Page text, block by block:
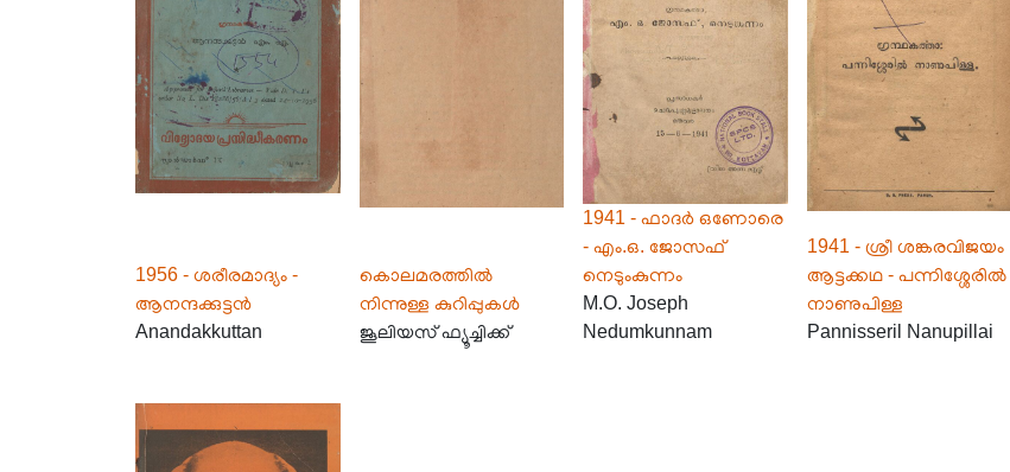
1956 - ശരീരമാദ്യം -
ആനന്ദക്കുട്ടൻ
Anandakkuttan
കൊലമരത്തിൽ
നിന്നുള്ള കുറിപ്പുകൾ
ജൂലിയസ് ഫ്യൂച്ചിക്ക്
1941 - ഫാദർ ഒണോരെ
- എം.ഒ. ജോസഫ്
നെടുംകുന്നം
M.O. Joseph
Nedumkunnam
1941 - ശ്രീ ശങ്കരവിജയം
ആട്ടക്കഥ - പന്നിശ്ശേരിൽ
നാണുപിള്ള
Pannisseril Nanupillai